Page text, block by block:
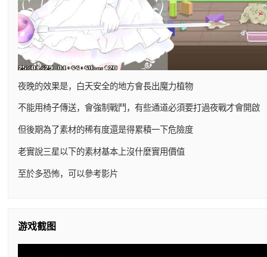
夜晚的效果是，白天安全的地方會長出魔力植物
不能用椅子傳送，會強制戰鬥，有些通道必須要打過夜戰才會開啟
但後期為了素材的稀有度還是得累積一下危險度
老實說三星以下的素材基本上沒什麼實用價值
至於多恐怖，可以參考影片
游戏截图